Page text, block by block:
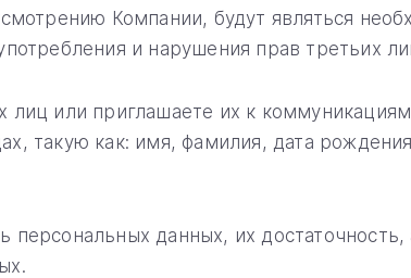
Компании, будут являться
и нарушения прав третьих
или приглашаете их к
такую как: имя, фамилия, дата
данных, их